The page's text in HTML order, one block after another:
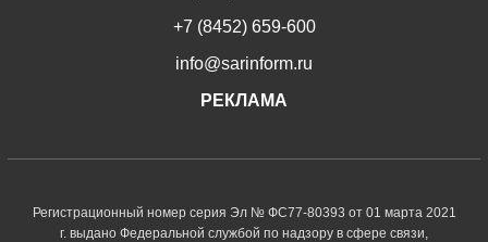
+7 (8452) 659-600
info@sarinform.ru
РЕКЛАМА
Регистрационный номер серия Эл № ФС77-80393 от 01 марта 2021
г. выдано Федеральной службой по надзору в сфере связи,